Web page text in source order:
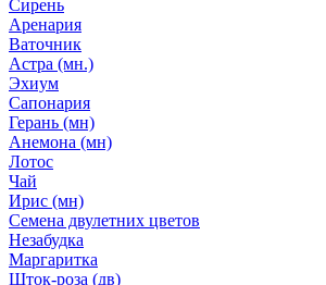
Сирень
Аренария
Ваточник
Астра (мн.)
Эхиум
Сапонария
Герань (мн)
Анемона (мн)
Лотос
Чай
Ирис (мн)
Семена двулетних цветов
Незабудка
Маргаритка
Шток-роза (дв)